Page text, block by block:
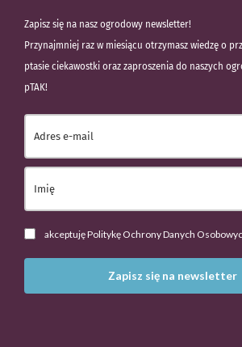
Zapisz się na nasz ogrodowy newsletter!
Przynajmniej raz w miesiącu otrzymasz wiedzę o
ptasie ciekawostki oraz zaproszenia do naszych
pTAK!
akceptuję Politykę Ochrony Danych
Zapisz się na newsletter